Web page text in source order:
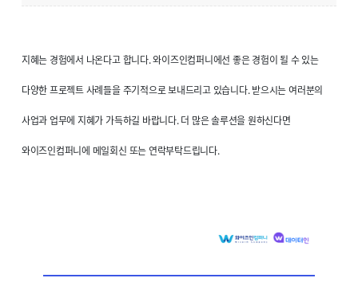
지혜는 경험에서 나온다고 합니다. 와이즈인컴퍼니에선 좋은 경험이 될 수 있는
다양한 프로젝트 사례들을 주기적으로 보내드리고 있습니다. 받으시는 여러분의
사업과 업무에 지혜가 가득하길 바랍니다. 더 많은 솔루션을 원하신다면
와이즈인컴퍼니에 메일회신 또는 연락부탁드립니다.